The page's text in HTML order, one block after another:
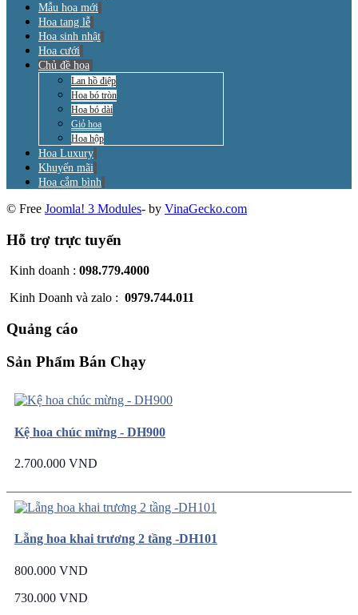
Mẫu hoa mới
Hoa tang lễ
Hoa sinh nhật
Hoa cưới
Chủ đề hoa
Lan hồ điệp
Hoa bó tròn
Hoa bó dài
Giỏ hoa
Hoa hộp
Hoa Luxury
Khuyến mãi
Hoa cắm bình
© Free Joomla! 3 Modules- by VinaGecko.com
Hỗ trợ trực tuyến
Kinh doanh : 098.779.4000
Kinh Doanh và zalo : 0979.744.011
Quảng cáo
Sản Phẩm Bán Chạy
Kệ hoa chúc mừng - DH900
2.700.000 VND
Lẵng hoa khai trương 2 tầng -DH101
800.000 VND
730.000 VND